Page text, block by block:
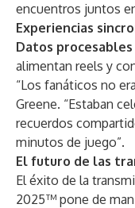
encuentros juntos
Experiencias
Datos procesables
alimentan reels y
“Los fanáticos no
Greene. “Estaban
recuerdos
minutos de juego”.
El futuro de las
El éxito de la
2025™ pone de